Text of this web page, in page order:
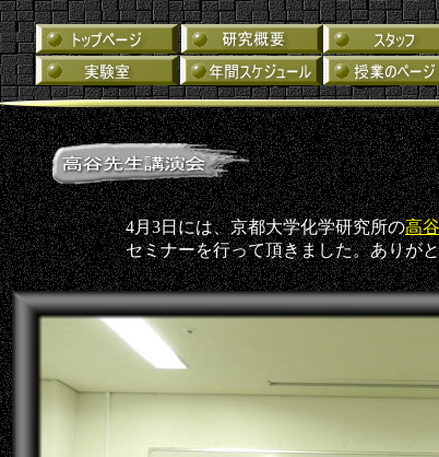
4月3日には、京都大学化学研究所の高
セミナーを行って頂きました。ありが